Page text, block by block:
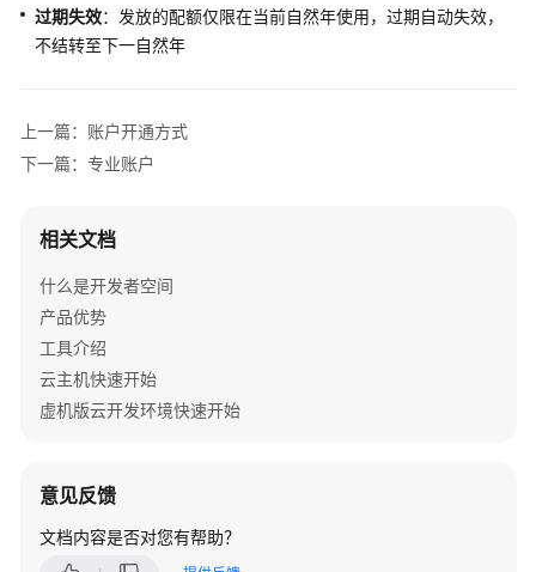
介
绍
速
始
动
与
公
告
用
户
云
主
过期失效：发放的配额仅限在当前自然年使用，过期自动失效，
不结转至下一自然年
上一篇：账户开通方式
下一篇：专业账户
相关文档
什么是开发者空间
产品优势
工具介绍
云主机快速开始
虚机版云开发环境快速开始
意见反馈
文档内容是否对您有帮助？